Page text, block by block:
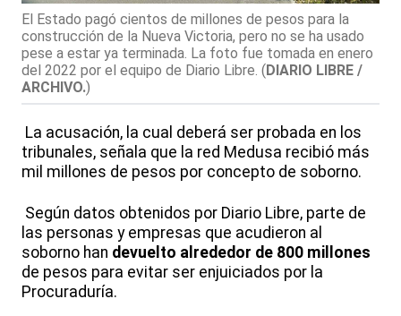
El Estado pagó cientos de millones de pesos para la
construcción de la Nueva Victoria, pero no se ha usado
pese a estar ya terminada. La foto fue tomada en enero
del 2022 por el equipo de Diario Libre. (DIARIO LIBRE /
ARCHIVO.)
La acusación, la cual deberá ser probada en los
tribunales, señala que la red Medusa recibió más
mil millones de pesos por concepto de soborno.
Según datos obtenidos por Diario Libre, parte de
las personas y empresas que acudieron al
soborno han devuelto alrededor de 800 millones
de pesos para evitar ser enjuiciados por la
Procuraduría.